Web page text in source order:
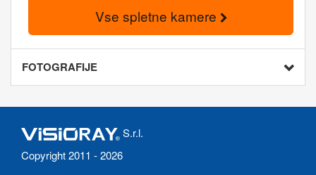
Vse spletne kamere
FOTOGRAFIJE
S.r.l.
Copyright 2011 - 2026